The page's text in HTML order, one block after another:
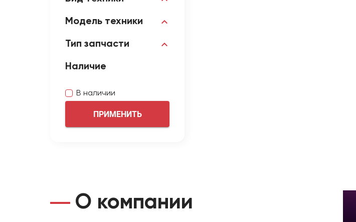
Модель техники
Тип запчасти
Наличие
В наличии
ПРИМЕНИТЬ
О компании